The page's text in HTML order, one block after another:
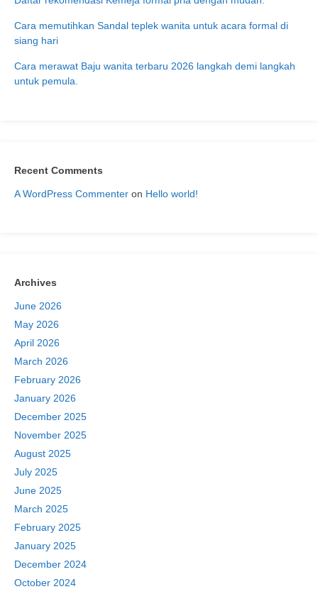
Cara memutihkan Sandal teplek wanita untuk acara formal di
siang hari
Cara merawat Baju wanita terbaru 2026 langkah demi langkah
untuk pemula.
Recent Comments
A WordPress Commenter on Hello world!
Archives
June 2026
May 2026
April 2026
March 2026
February 2026
January 2026
December 2025
November 2025
August 2025
July 2025
June 2025
March 2025
February 2025
January 2025
December 2024
October 2024